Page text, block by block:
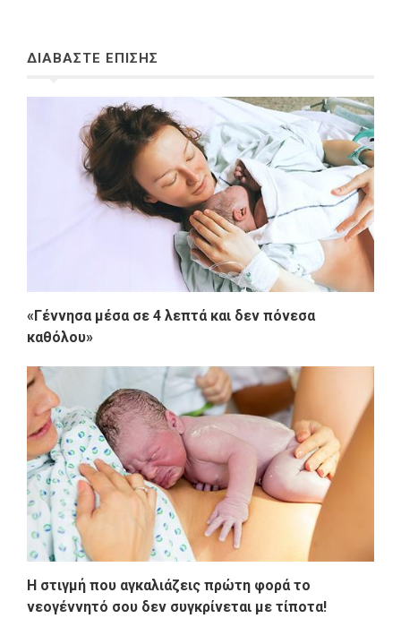
ΔΙΑΒΑΣΤΕ ΕΠΙΣΗΣ
«Γέννησα μέσα σε 4 λεπτά και δεν πόνεσα
καθόλου»
H στιγμή που αγκαλιάζεις πρώτη φορά το
νεογέννητό σου δεν συγκρίνεται με τίποτα!